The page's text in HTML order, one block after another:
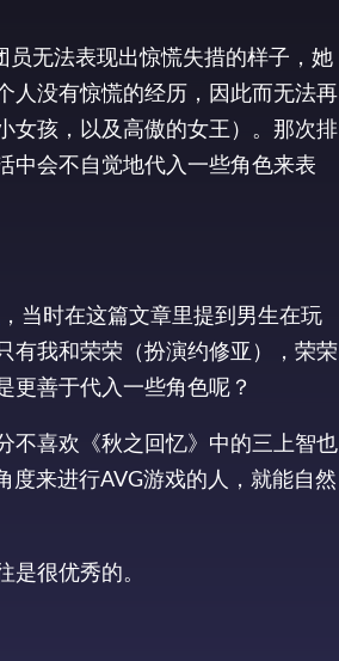
员无法表现出惊慌失措的样子，她
人没有惊慌的经历，因此而无法再
女孩，以及高傲的女王）。那次排
中会不自觉地代入一些角色来表
，当时在这篇文章里提到男生在玩
有我和荣荣（扮演约修亚），荣荣
更善于代入一些角色呢？
不喜欢《秋之回忆》中的三上智也
来进行AVG游戏的人，就能自然
很优秀的。